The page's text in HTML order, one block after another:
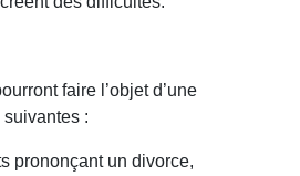
faire l’objet d’une
:
prononçant un divorce,